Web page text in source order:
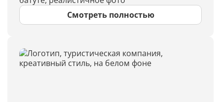
Смотреть полностью